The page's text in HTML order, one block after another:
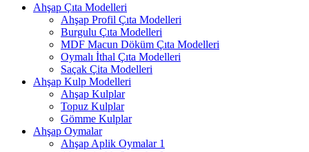
Ahşap Çıta Modelleri
Ahşap Profil Çıta Modelleri
Burgulu Çıta Modelleri
MDF Macun Döküm Çıta Modelleri
Oymalı İthal Çıta Modelleri
Saçak Çita Modelleri
Ahşap Kulp Modelleri
Ahşap Kulplar
Topuz Kulplar
Gömme Kulplar
Ahşap Oymalar
Ahşap Aplik Oymalar 1